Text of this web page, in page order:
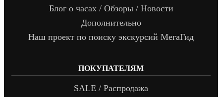
Блог о часах / Обзоры / Новости
Дополнительно
Наш проект по поиску экскурсий МегаГид
ПОКУПАТЕЛЯМ
SALE / Распродажа